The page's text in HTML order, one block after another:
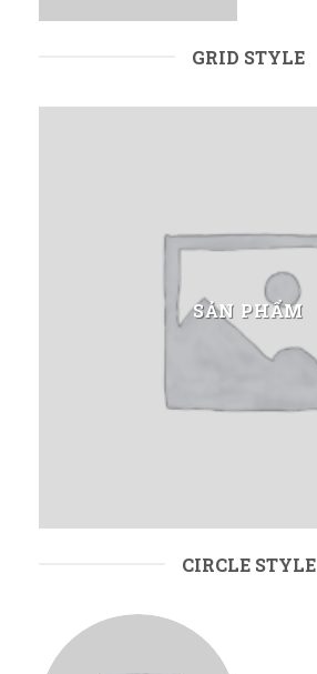
GRID STYLE
SẢN PHẨM
CIRCLE STYLE